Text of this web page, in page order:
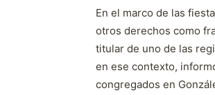
En el marco de las
otros derechos como
titular de uno de las
en ese contexto,
congregados en